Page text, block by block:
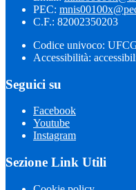
PEC:
C.F.: 82002350203
Codice univoco:
Accessibilità:
Seguici su
Facebook
Youtube
Instagram
Sezione Link Utili